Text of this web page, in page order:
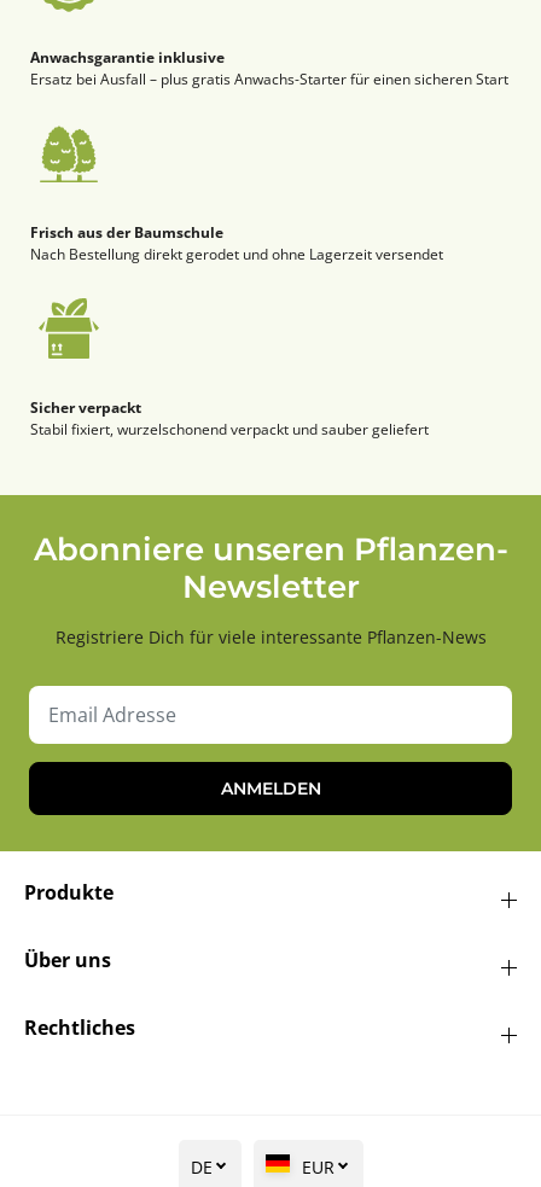
Anwachsgarantie inklusive
Ersatz bei Ausfall – plus gratis Anwachs-Starter für einen sicheren Start
Frisch aus der Baumschule
Nach Bestellung direkt gerodet und ohne Lagerzeit versendet
Sicher verpackt
Stabil fixiert, wurzelschonend verpackt und sauber geliefert
Abonniere unseren Pflanzen-
Newsletter
Registriere Dich für viele interessante Pflanzen-News
ANMELDEN
Produkte
Über uns
Rechtliches
DE EUR